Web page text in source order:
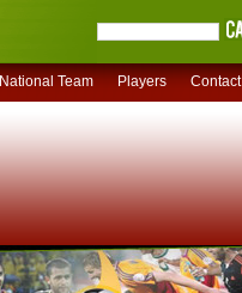
National Team Players Contact